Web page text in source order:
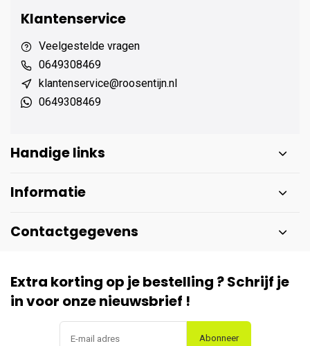
Klantenservice
Veelgestelde vragen
0649308469
klantenservice@roosentijn.nl
0649308469
Handige links
Informatie
Contactgegevens
Extra korting op je bestelling ? Schrijf je
in voor onze nieuwsbrief !
Abonneer